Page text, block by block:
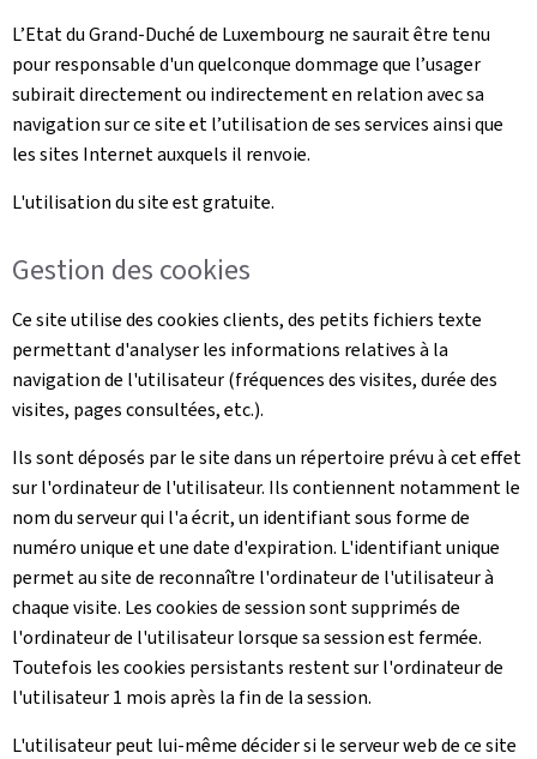
L’Etat du Grand-Duché de Luxembourg ne saurait être tenu
pour responsable d'un quelconque dommage que l’usager
subirait directement ou indirectement en relation avec sa
navigation sur ce site et l’utilisation de ses services ainsi que
les sites Internet auxquels il renvoie.
L'utilisation du site est gratuite.
Gestion des cookies
Ce site utilise des cookies clients, des petits fichiers texte
permettant d'analyser les informations relatives à la
navigation de l'utilisateur (fréquences des visites, durée des
visites, pages consultées, etc.).
Ils sont déposés par le site dans un répertoire prévu à cet effet
sur l'ordinateur de l'utilisateur. Ils contiennent notamment le
nom du serveur qui l'a écrit, un identifiant sous forme de
numéro unique et une date d'expiration. L'identifiant unique
permet au site de reconnaître l'ordinateur de l'utilisateur à
chaque visite. Les cookies de session sont supprimés de
l'ordinateur de l'utilisateur lorsque sa session est fermée.
Toutefois les cookies persistants restent sur l'ordinateur de
l'utilisateur 1 mois après la fin de la session.
L'utilisateur peut lui-même décider si le serveur web de ce site